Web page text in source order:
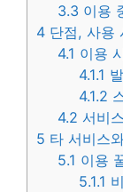
3.3 이용
4 단점, 사용
4.1 이용
4.1.1
4.1.2
4.2 서비
5 타 서비스
5.1 이용
5.1.1